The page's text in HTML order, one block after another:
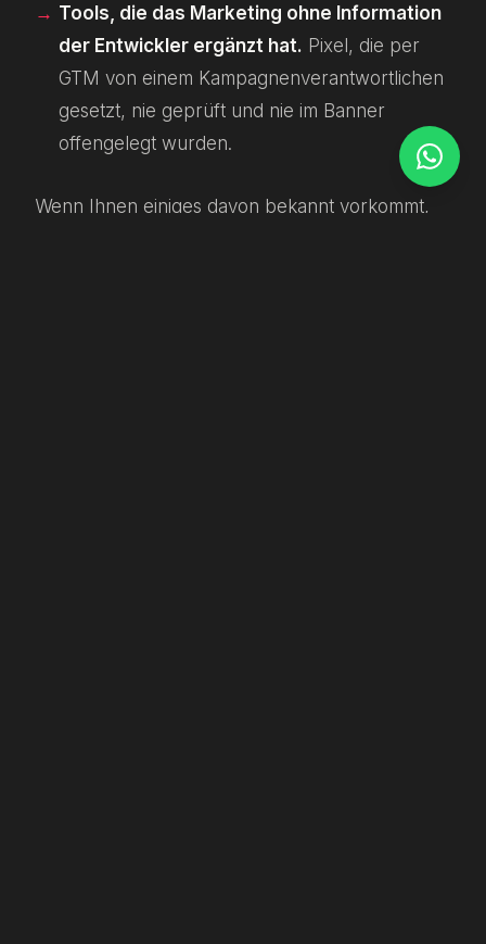
Tools, die das Marketing ohne Information
der Entwickler ergänzt hat. Pixel, die per
GTM von einem Kampagnenverantwortlichen
gesetzt, nie geprüft und nie im Banner
offengelegt wurden.
Wenn Ihnen einiges davon bekannt vorkommt,